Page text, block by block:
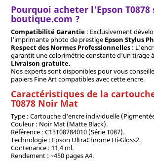
Pourquoi acheter l'Epson T0878
boutique.com ?
Compatibilité Garantie: Exclusivement
l'imprimante photo de prestige Epson Stylus
Respect des Normes Professionnelles:
garantit une colorimétrie constante d'un tirage
Livraison gratuite.
Nos experts sont disponibles pour vous
papiers Fine Art compatibles avec cette encre.
Caractéristiques de la
T0878 Noir Mat
Type : Cartouche d'encre individuelle
Couleur : Noir Mat (Matte Black).
Référence : C13T08784010 (Série T087).
Technologie : Epson UltraChrome Hi-Gloss2.
Contenance : 11,4 ml.
Rendement : ~450 pages A4.